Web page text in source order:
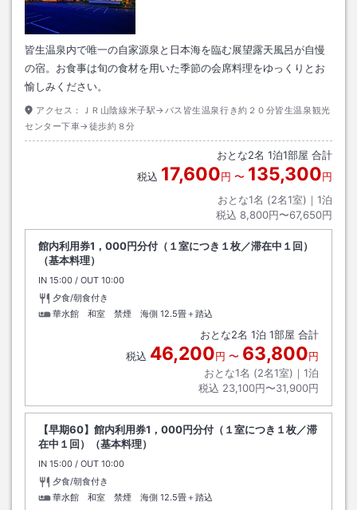
皆生温泉内で唯一の自家源泉と日本海を臨む展望露天風呂が自慢
の宿。お食事は旬の食材を用いた季節の会席料理をゆっくりとお
愉しみください。
アクセス：
ＪＲ山陰線米子駅→バス皆生温泉行き約２０分皆生温泉観光
センター下車→徒歩約８分
おとな2名 1泊1部屋 合計
税込 17,600円 〜 135,300円
おとな1名 (2名1室)｜ 1泊
税込 8,800円〜67,650円
館内利用券1，000円分付（１室につき１枚／滞在中１回）
（基本料理）
IN チェックイン
15:00 / OUT チェックアウト
10:00
夕食/朝食付き
華水館 和室 禁煙 海側 12.5畳＋踏込
おとな2名 1泊 1部屋 合計
税込 46,200円 〜 63,800円
おとな1名 (2名1室)｜ 1泊
税込 23,100円〜31,900円
【早期60】館内利用券1，000円分付（１室につき１枚／滞
在中１回）（基本料理）
IN チェックイン
15:00 / OUT チェックアウト
10:00
夕食/朝食付き
華水館 和室 禁煙 海側 12.5畳＋踏込